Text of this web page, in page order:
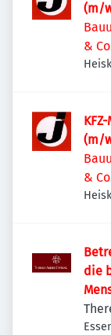
(m/
&
(m/
&
die